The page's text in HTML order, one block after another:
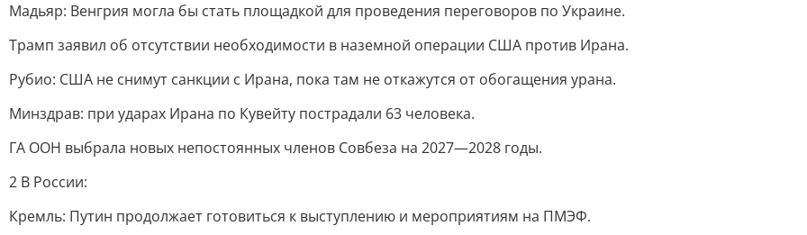
Мадьяр: Венгрия могла бы стать площадкой для проведения переговоров по Украине.
Трамп заявил об отсутствии необходимости в наземной операции США против Ирана.
Рубио: США не снимут санкции с Ирана, пока там не откажутся от обогащения урана.
Минздрав: при ударах Ирана по Кувейту пострадали 63 человека.
ГА ООН выбрала новых непостоянных членов Совбеза на 2027—2028 годы.
2 В России:
Кремль: Путин продолжает готовиться к выступлению и мероприятиям на ПМЭФ.